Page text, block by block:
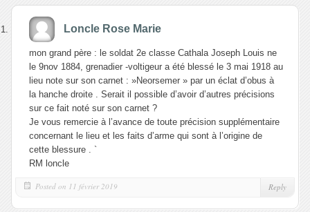
Loncle Rose Marie
mon grand père : le soldat 2e classe Cathala Joseph Louis ne
le 9nov 1884, grenadier -voltigeur a été blessé le 3 mai 1918 au
lieu note sur son carnet : »Neorsemer » par un éclat d’obus à
la hanche droite . Serait il possible d’avoir d’autres précisions
sur ce fait noté sur son carnet ?
Je vous remercie à l’avance de toute précision supplémentaire
concernant le lieu et les faits d’arme qui sont à l’origine de
cette blessure . `
RM loncle
Posted on 11 février 2019 Reply